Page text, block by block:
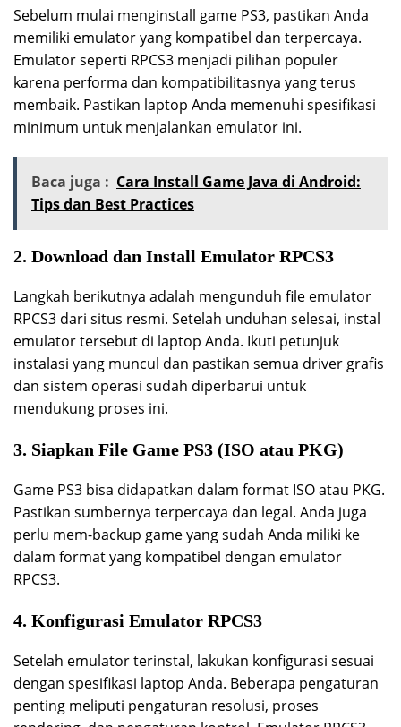
Sebelum mulai menginstall game PS3, pastikan Anda
memiliki emulator yang kompatibel dan terpercaya.
Emulator seperti RPCS3 menjadi pilihan populer
karena performa dan kompatibilitasnya yang terus
membaik. Pastikan laptop Anda memenuhi spesifikasi
minimum untuk menjalankan emulator ini.
Baca juga : Cara Install Game Java di Android:
Tips dan Best Practices
2. Download dan Install Emulator RPCS3
Langkah berikutnya adalah mengunduh file emulator
RPCS3 dari situs resmi. Setelah unduhan selesai, instal
emulator tersebut di laptop Anda. Ikuti petunjuk
instalasi yang muncul dan pastikan semua driver grafis
dan sistem operasi sudah diperbarui untuk
mendukung proses ini.
3. Siapkan File Game PS3 (ISO atau PKG)
Game PS3 bisa didapatkan dalam format ISO atau PKG.
Pastikan sumbernya terpercaya dan legal. Anda juga
perlu mem-backup game yang sudah Anda miliki ke
dalam format yang kompatibel dengan emulator
RPCS3.
4. Konfigurasi Emulator RPCS3
Setelah emulator terinstal, lakukan konfigurasi sesuai
dengan spesifikasi laptop Anda. Beberapa pengaturan
penting meliputi pengaturan resolusi, proses